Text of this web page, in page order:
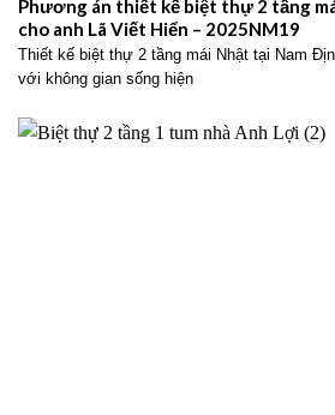
Phương án thiết kế biệt thự 2 tầng
cho anh Lã Viết Hiển – 2025NM19
Thiết kế biệt thự 2 tầng mái Nhật tại Nam
với không gian sống hiện